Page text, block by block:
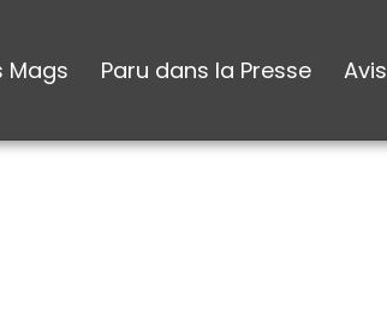
Mags Paru dans la Presse Avis